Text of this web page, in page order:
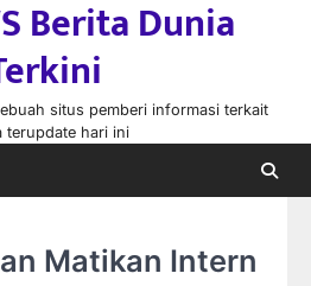
Berita Dunia
situs pemberi informasi terkait
terupdate hari ini
Matikan Intern